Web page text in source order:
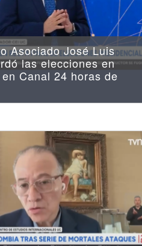
Asociado José Luis
las elecciones en
Canal 24 horas de